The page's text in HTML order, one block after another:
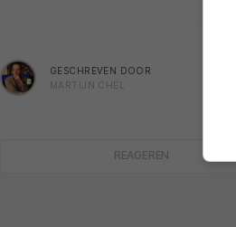
GESCHREVEN DOOR
MARTIJN CHEL
REAGEREN